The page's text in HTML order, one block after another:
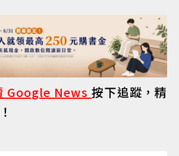
Google News按下追蹤，精